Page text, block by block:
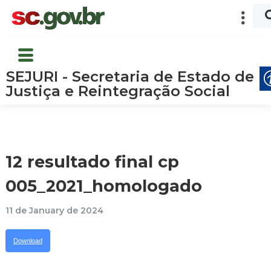
SEJURI - Secretaria de Estado de
Justiça e Reintegração Social
12 resultado final cp
005_2021_homologado
11 de January de 2024
Download